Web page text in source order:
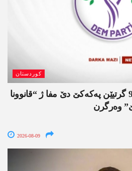
کوردستان
دەم پارتی: 3 ھەزار و 900 گرتیێن پەکەکێ دێ مفا ژ “قانوونا
وەرگرن
2026-08-09